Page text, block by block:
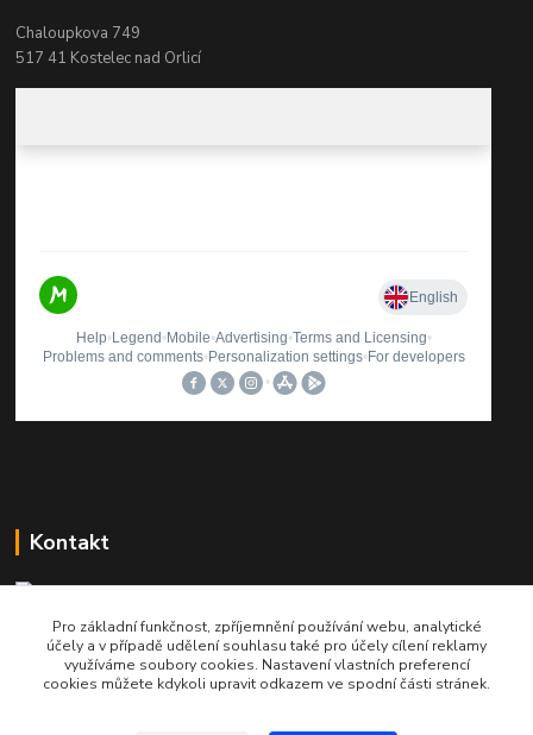
Chaloupkova 749
517 41 Kostelec nad Orlicí
Kontakt
Roman Brož
+420 737 174 021
Pro základní funkčnost, zpříjemnění používání webu, analytické
účely a v případě udělení souhlasu také pro účely cílení reklamy
využíváme soubory cookies. Nastavení vlastních preferencí
cookies můžete kdykoli upravit odkazem ve spodní části stránek.